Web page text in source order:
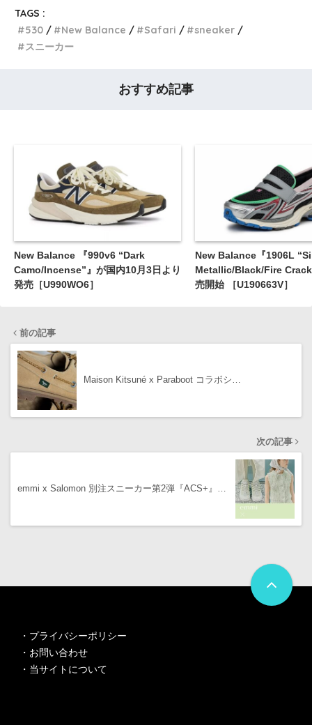
TAGS :
530
New Balance Safari
sneaker
スニーカー
おすすめ記事
New Balance 『990v6 “Dark
Camo/Incense”』が国内10月3日より
発売［U990WO6］
New Balance『1906L
Metallic/Black/Fire
売開始 ［U190663V］
前の記事
Maison Kitsuné x Paraboot コラボシ…
次の記事
emmi x Salomon 別注スニーカー第2弾『ACS+』…
・ プライバシーポリシー
・ お問い合わせ
・ 当サイトについて